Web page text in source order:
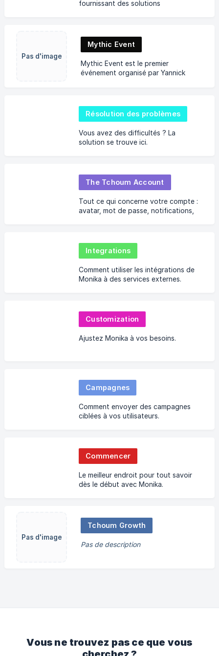
fournissant des solutions
Pas d'image
Mythic Event
Mythic Event est le premier
événement organisé par Yannick
Résolution des problèmes
Vous avez des difficultés ? La
solution se trouve ici.
The Tchoum Account
Tout ce qui concerne votre compte :
avatar, mot de passe, notifications,
Integrations
Comment utiliser les intégrations de
Monika à des services externes.
Customization
Ajustez Monika à vos besoins.
Campagnes
Comment envoyer des campagnes
ciblées à vos utilisateurs.
Commencer
Le meilleur endroit pour tout savoir
dès le début avec Monika.
Pas d'image
Tchoum Growth
Pas de description
Vous ne trouvez pas ce que vous